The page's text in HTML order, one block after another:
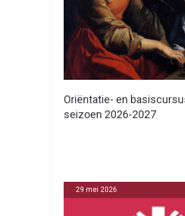
Oriëntatie- en
seizoen 2026-2027
29 mei 2026